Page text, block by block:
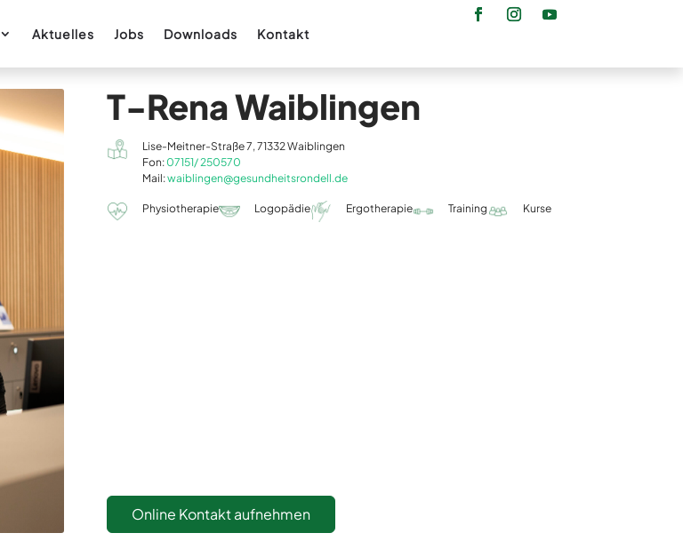
Aktuelles Jobs Downloads Kontakt
T-Rena Waiblingen
Lise-Meitner-Straße 7, 71332 Waiblingen
Fon:07151/ 250570
Mail:waiblingen@gesundheitsrondell.de
Physiotherapie Logopädie Ergotherapie Training Kurse
Online Kontakt aufnehmen